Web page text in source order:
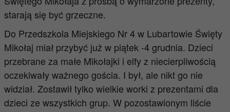
starają się być grzeczne.
Do Przedszkola Miejskiego Nr 4 w Lubartowie Święty
Mikołaj miał przybyć już w piątek -4 grudnia. Dzieci
przebrane za małe Mikołajki i elfy z niecierpliwością
oczekiwały ważnego gościa. I był, ale nikt go nie
widział. Zostawił tylko wielkie worki z prezentami dla
dzieci ze wszystkich grup. W pozostawionym liście